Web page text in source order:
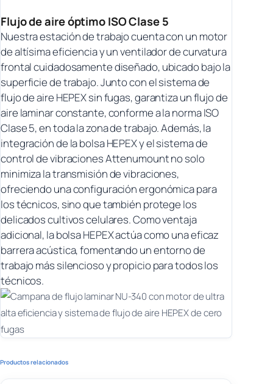
Flujo de aire óptimo ISO Clase 5
Nuestra estación de trabajo cuenta con un motor
de altísima eficiencia y un ventilador de curvatura
frontal cuidadosamente diseñado, ubicado bajo la
superficie de trabajo. Junto con el sistema de
flujo de aire HEPEX sin fugas, garantiza un flujo de
aire laminar constante, conforme a la norma ISO
Clase 5, en toda la zona de trabajo. Además, la
integración de la bolsa HEPEX y el sistema de
control de vibraciones Attenumount no solo
minimiza la transmisión de vibraciones,
ofreciendo una configuración ergonómica para
los técnicos, sino que también protege los
delicados cultivos celulares. Como ventaja
adicional, la bolsa HEPEX actúa como una eficaz
barrera acústica, fomentando un entorno de
trabajo más silencioso y propicio para todos los
técnicos.
Productos relacionados